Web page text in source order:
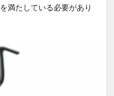
満たしている必要があり